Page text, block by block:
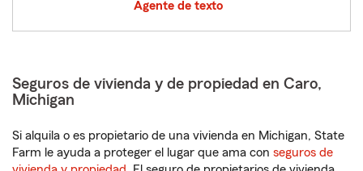
Agente de texto
Seguros de vivienda y de propiedad en Caro,
Michigan
Si alquila o es propietario de una vivienda en Michigan, State
Farm le ayuda a proteger el lugar que ama con seguros de